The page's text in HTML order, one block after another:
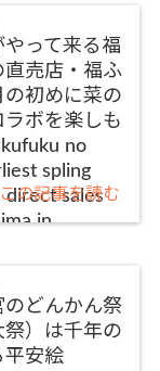
secret
Grand
a night in
and
beach
って来る福
直売店・福ふ
の初めに菜の
ボを楽しも
no
spling
direct sales
in
rape fields
in
の記事を読む
のどんかん祭
祭）は千年の
平安絵